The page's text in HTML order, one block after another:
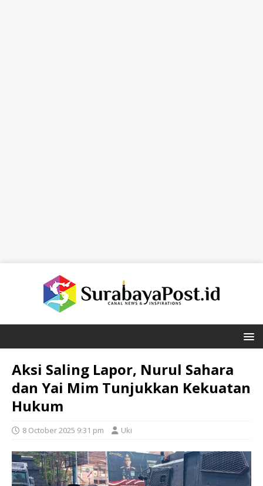
Aksi Saling Lapor, Nurul Sahara
dan Yai Mim Tunjukkan Kekuatan
Hukum
8 October 2025 9:31 pm Uki